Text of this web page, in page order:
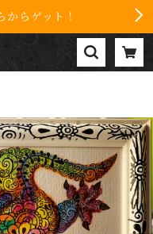
らゲット！